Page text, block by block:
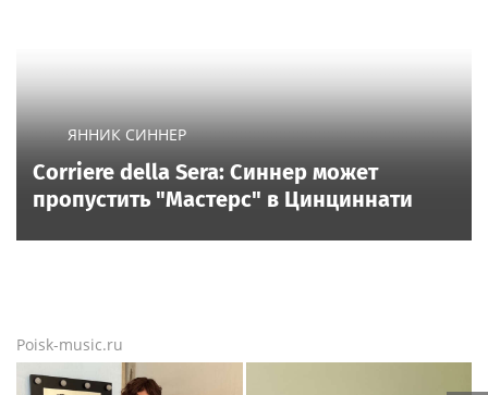
ЯННИК СИННЕР
Corriere della Sera: Синнер может
пропустить "Мастерс" в Цинциннати
Poisk-music.ru